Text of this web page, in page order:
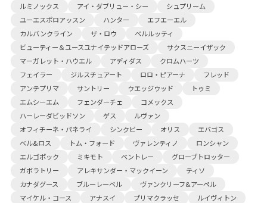
ルミノックス
アイ・ダブリュー・シー
シュプリーム
ユーエスポロアッスン
ハンター
エフエーエル
カルバンクライン
ザ・ロウ
ベルルッティ
ビューティー＆ユースユナイテッドアローズ
サクスニーイザック
マーガレット・ハウエル
アディダス
クロムハーツ
フェイラー
ジルスチュアート ロロ・ピアーナ
フレッド
アンテプリマ
サントリー ウエッジウッド
トゥミ
エムシーエム
フェンダーチェ
コメックス
ハーレーダビッドソン
ゲス
ルヴァン
オフィチーネ・パネライ
シンクビー オリス
エバゴス
ベル&ロス
トム・フォード ヴァレンティノ
ロンシャン
エルゴポック
ミキモト ベントレー
グローブトロッター
ガボラトリー
アレキサンダー・マックイーン
ティソ
カナダグース
ブルーレーベル
ヴァンクリーフ&アーペル
マイケル・コース
アナスイ プリマクラッセ
ルイヴィトン